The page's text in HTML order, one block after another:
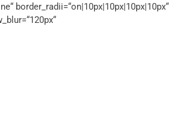
border_radii=“on|10px|10px|10px|10px“